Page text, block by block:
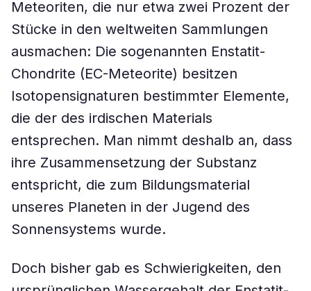
Meteoriten, die nur etwa zwei Prozent der
Stücke in den weltweiten Sammlungen
ausmachen: Die sogenannten Enstatit-
Chondrite (EC-Meteorite) besitzen
Isotopensignaturen bestimmter Elemente,
die der des irdischen Materials
entsprechen. Man nimmt deshalb an, dass
ihre Zusammensetzung der Substanz
entspricht, die zum Bildungsmaterial
unseres Planeten in der Jugend des
Sonnensystems wurde.
Doch bisher gab es Schwierigkeiten, den